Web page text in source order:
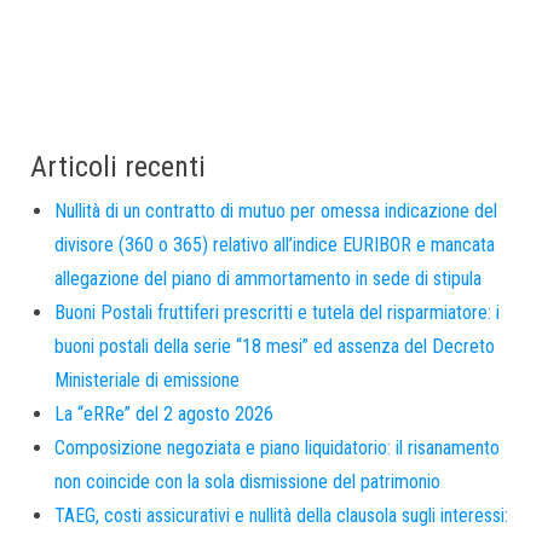
Articoli recenti
Nullità di un contratto di mutuo per omessa indicazione del
divisore (360 o 365) relativo all’indice EURIBOR e mancata
allegazione del piano di ammortamento in sede di stipula
Buoni Postali fruttiferi prescritti e tutela del risparmiatore: i
buoni postali della serie “18 mesi” ed assenza del Decreto
Ministeriale di emissione
La “eRRe” del 2 agosto 2026
Composizione negoziata e piano liquidatorio: il risanamento
non coincide con la sola dismissione del patrimonio
TAEG, costi assicurativi e nullità della clausola sugli interessi: